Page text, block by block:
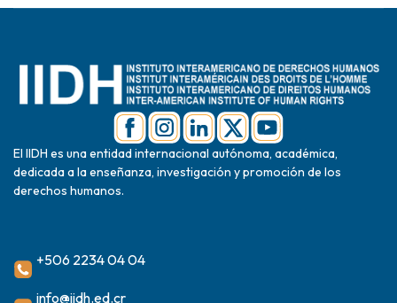
El IIDH es una entidad internacional autónoma, académica,
dedicada a la enseñanza, investigación y promoción de los
derechos humanos.
+506 2234 04 04
info@iidh.ed.cr